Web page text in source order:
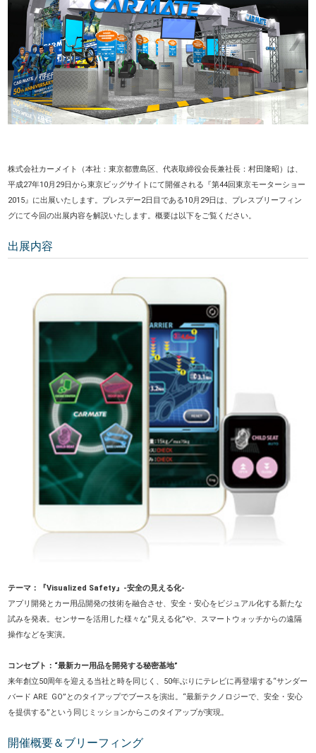
株式会社カーメイト（本社：東京都豊島区、代表取締役会長兼社長：村田隆昭）は、
平成27年10月29日から東京ビッグサイトにて開催される『第44回東京モーターショー
2015』に出展いたします。プレスデー2日目である10月29日は、プレスブリーフィン
グにて今回の出展内容を解説いたします。概要は以下をご覧ください。
出展内容
テーマ：『Visualized Safety』-安全の見える化-
アプリ開発とカー用品開発の技術を融合させ、安全・安心をビジュアル化する新たな
試みを発表。センサーを活用した様々な“見える化”や、スマートウォッチからの遠隔
操作などを実演。
コンセプト：“最新カー用品を開発する秘密基地”
来年創立50周年を迎える当社と時を同じく、50年ぶりにテレビに再登場する“サンダー
バード ARE GO”とのタイアップでブースを演出。“最新テクノロジーで、安全・安心
を提供する”という同じミッションからこのタイアップが実現。
開催概要＆ブリーフィング